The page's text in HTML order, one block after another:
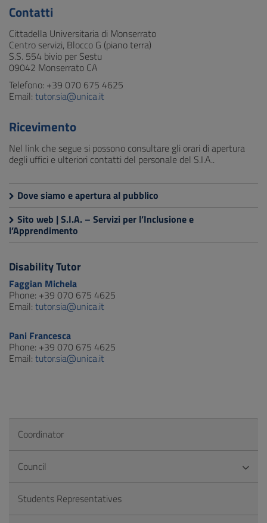
Contatti
Cittadella Universitaria di Monserrato
Centro servizi, Blocco G (piano terra)
S.S. 554 bivio per Sestu
09042 Monserrato CA
Telefono: +39 070 675 4625
Email: tutor.sia@unica.it
Ricevimento
Nel link che segue si possono consultare gli orari di apertura
degli uffici e ulteriori contatti del personale del S.I.A..
Dove siamo e apertura al pubblico
Sito web | S.I.A. – Servizi per l’Inclusione e
l’Apprendimento
Disability Tutor
Faggian Michela
Phone: +39 070 675 4625
Email: tutor.sia@unica.it
Pani Francesca
Phone: +39 070 675 4625
Email: tutor.sia@unica.it
Coordinator
Council
Students Representatives